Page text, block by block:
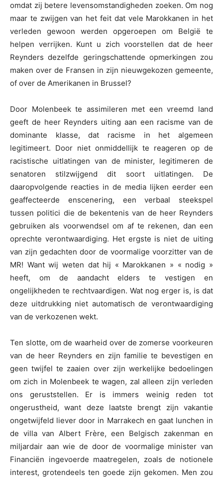
omdat zij betere levensomstandigheden zoeken. Om nog
maar te zwijgen van het feit dat vele Marokkanen in het
verleden gewoon werden opgeroepen om België te
helpen verrijken. Kunt u zich voorstellen dat de heer
Reynders dezelfde geringschattende opmerkingen zou
maken over de Fransen in zijn nieuwgekozen gemeente,
of over de Amerikanen in Brussel?
Door Molenbeek te assimileren met een vreemd land
geeft de heer Reynders uiting aan een racisme van de
dominante klasse, dat racisme in het algemeen
legitimeert. Door niet onmiddellijk te reageren op de
racistische uitlatingen van de minister, legitimeren de
senatoren stilzwijgend dit soort uitlatingen. De
daaropvolgende reacties in de media lijken eerder een
geaffecteerde enscenering, een verbaal steekspel
tussen politici die de bekentenis van de heer Reynders
gebruiken als voorwendsel om af te rekenen, dan een
oprechte verontwaardiging. Het ergste is niet de uiting
van zijn gedachten door de voormalige voorzitter van de
MR! Want wij weten dat hij « Marokkanen » « nodig »
heeft, om de aandacht elders te vestigen en
ongelijkheden te rechtvaardigen. Wat nog erger is, is dat
deze uitdrukking niet automatisch de verontwaardiging
van de verkozenen wekt.
Ten slotte, om de waarheid over de zomerse voorkeuren
van de heer Reynders en zijn familie te bevestigen en
geen twijfel te zaaien over zijn werkelijke bedoelingen
om zich in Molenbeek te wagen, zal alleen zijn verleden
ons geruststellen. Er is immers weinig reden tot
ongerustheid, want deze laatste brengt zijn vakantie
ongetwijfeld liever door in Marrakech en gaat lunchen in
de villa van Albert Frère, een Belgisch zakenman en
miljardair aan wie de door de voormalige minister van
Financiën ingevoerde maatregelen, zoals de notionele
interest, grotendeels ten goede zijn gekomen. Men zou